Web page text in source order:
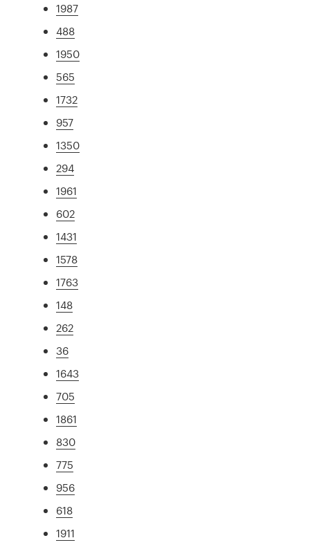
1987
488
1950
565
1732
957
1350
294
1961
602
1431
1578
1763
148
262
36
1643
705
1861
830
775
956
618
1911